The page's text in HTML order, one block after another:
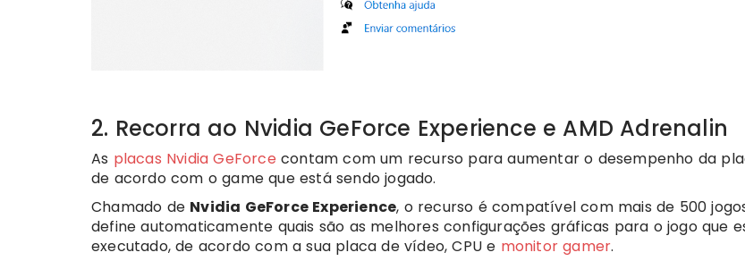
2. Recorra ao Nvidia GeForce Experience e AMD Adrenalin
As placas Nvidia GeForce contam com um recurso para aumentar o desempenho da
de acordo com o game que está sendo jogado.
Chamado de Nvidia GeForce Experience, o recurso é compatível com mais de 500
define automaticamente quais são as melhores configurações gráficas para o jogo que
executado, de acordo com a sua placa de vídeo, CPU e monitor gamer.